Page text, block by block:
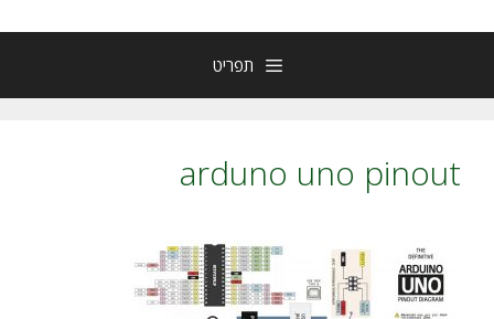
תפריט
arduno uno pinout